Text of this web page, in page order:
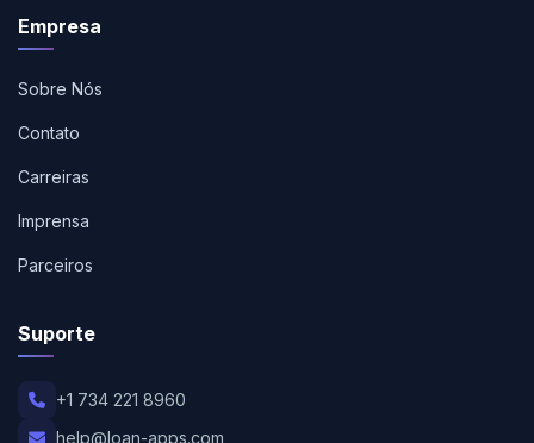
Empresa
Sobre Nós
Contato
Carreiras
Imprensa
Parceiros
Suporte
+1 734 221 8960
help@loan-apps.com